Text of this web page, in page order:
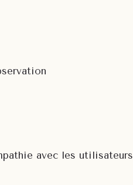
avec les utilisateurs